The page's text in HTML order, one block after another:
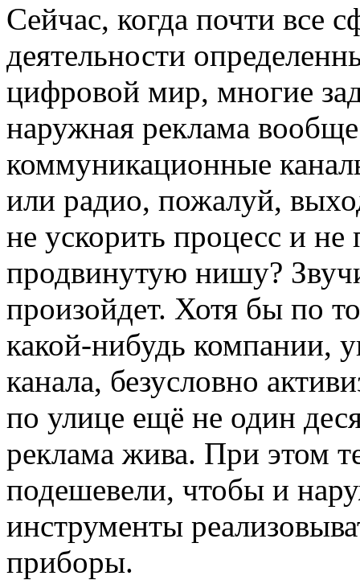
Сейчас, когда почти все
деятельности
цифровой мир, многие
наружная реклама
коммуникационные
или радио, пожалуй,
не ускорить процесс и
продвинутую нишу?
произойдет. Хотя бы по
какой-нибудь компании,
канала, безусловно
по улице ещё не один
реклама жива. При этом
подешевели, чтобы и
инструменты
приборы.